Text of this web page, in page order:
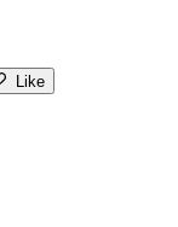
Like